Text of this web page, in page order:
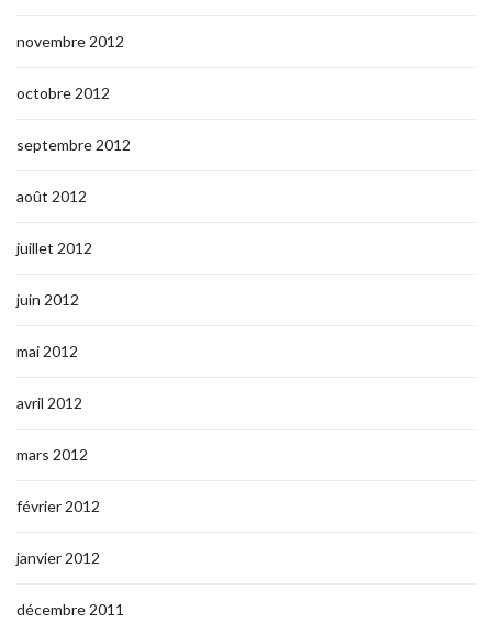
novembre 2012
octobre 2012
septembre 2012
août 2012
juillet 2012
juin 2012
mai 2012
avril 2012
mars 2012
février 2012
janvier 2012
décembre 2011